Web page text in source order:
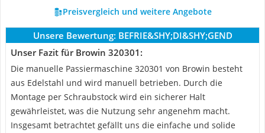
Preisvergleich und weitere Angebote
Unsere Bewertung: BEFRIE&SHY;DI&SHY;GEND
Unser Fazit für Browin 320301:
Die manuelle Passiermaschine 320301 von Browin besteht
aus Edelstahl und wird manuell betrieben. Durch die
Montage per Schraubstock wird ein sicherer Halt
gewährleistet, was die Nutzung sehr angenehm macht.
Insgesamt betrachtet gefällt uns die einfache und solide